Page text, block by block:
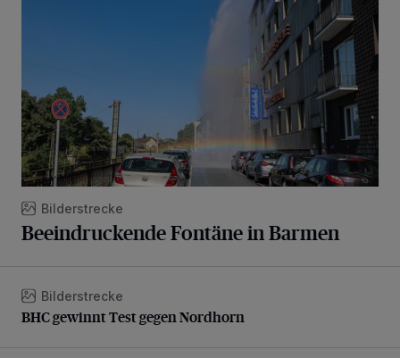
Bilderstrecke
Beeindruckende Fontäne in Barmen
BHC gewinnt Test gegen Nordhorn
Bilderstrecke
BHC gewinnt Test gegen Nordhorn